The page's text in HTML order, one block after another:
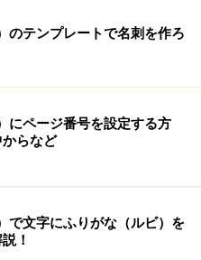
のテンプレートで名刺を作ろ
にページ番号を設定する方
らなど
で文字にふりがな（ルビ）を
！